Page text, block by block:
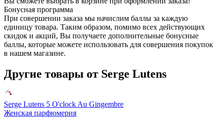
Бонусная программа
При совершении заказа мы начислим баллы за каждую
единицу товара. Таким образом, помимо всех действующих
скидок и акций, Вы получаете дополнительные бонусные
баллы, которые можете использовать для совершения покупок
в нашем магазине.
Другие товары от Serge Lutens
Serge Lutens 5 O'clock Au Gingembre
Женская парфюмерия